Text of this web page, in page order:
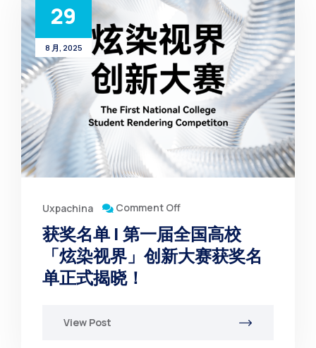
29
8 月, 2025
Uxpachina Comment Off
获奖名单 | 第一届全国高校
「炫染视界」创新大赛获奖名
单正式揭晓！
View Post